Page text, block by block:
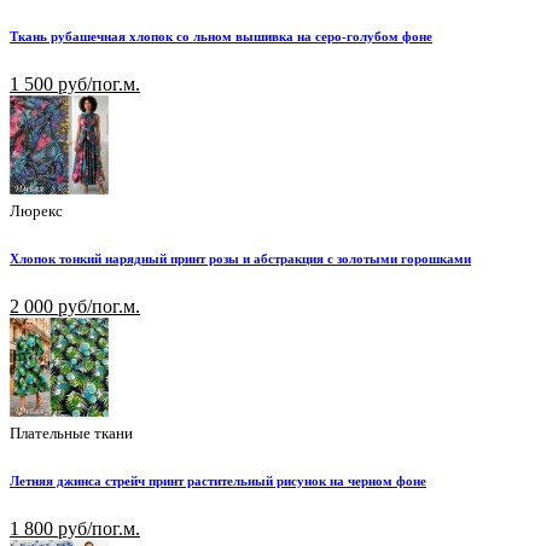
Ткань рубашечная хлопок со льном вышивка на серо-голубом фоне
1 500 руб/пог.м.
Люрекс
Хлопок тонкий нарядный принт розы и абстракция с золотыми горошками
2 000 руб/пог.м.
Плательные ткани
Летняя джинса стрейч принт растительный рисунок на черном фоне
1 800 руб/пог.м.